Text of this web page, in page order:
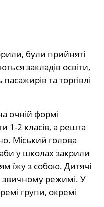
були прийняті
закладів освіти,
та торгівлі
очній формі
1-2 класів, а решта
Міський голова
у школах закрили
їжу з собою. Дитячі
режимі. У
групи, окремі